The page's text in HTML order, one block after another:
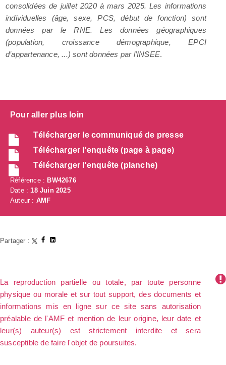
consolidées de juillet 2020 à mars 2025. Les informations
individuelles (âge, sexe, PCS, début de fonction) sont
données par le RNE. Les données géographiques
(population, croissance démographique, EPCI
d’appartenance, ...) sont données par l’INSEE.
Pour aller plus loin
Télécharger le communiqué de presse
Télécharger l'enquête (page à page)
Télécharger l'enquête (planche)
Référence : BW42676
Date :18 Juin 2025
Auteur : AMF
Partager :
La reproduction partielle ou totale, par toute personne
physique ou morale et sur tout support, des documents et
informations mis en ligne sur ce site sans autorisation
préalable de l'AMF et mention de leur origine, leur date et
leur(s) auteur(s) est strictement interdite et sera
susceptible de faire l'objet de poursuites.